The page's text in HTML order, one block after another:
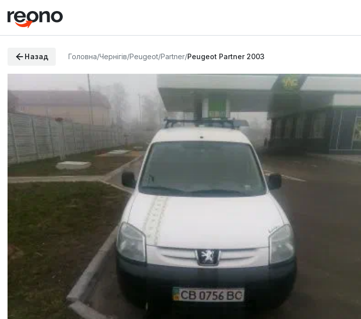
Назад Головна/Чернігів/Peugeot/Partner/Peugeot Partner 2003